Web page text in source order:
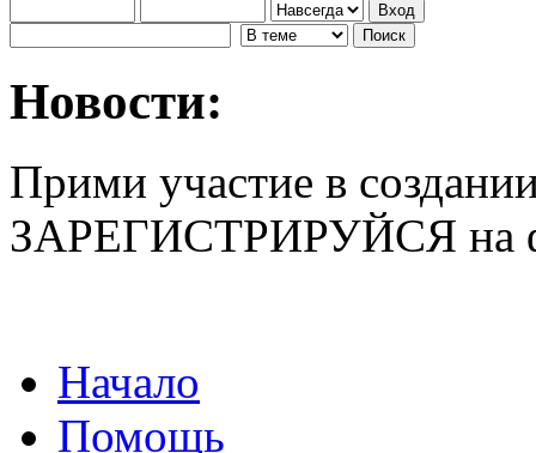
Новости:
Прими участие в
ЗАРЕГИСТРИРУЙСЯ на
Начало
Помощь